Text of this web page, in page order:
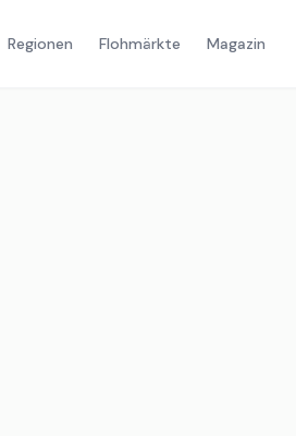
Regionen Flohmärkte Magazin